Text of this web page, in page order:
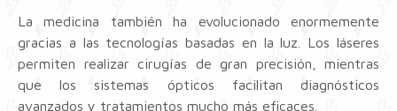
La medicina también ha evolucionado enormemente
gracias a las tecnologías basadas en la luz. Los láseres
permiten realizar cirugías de gran precisión, mientras
que los sistemas ópticos facilitan diagnósticos
avanzados y tratamientos mucho más eficaces.